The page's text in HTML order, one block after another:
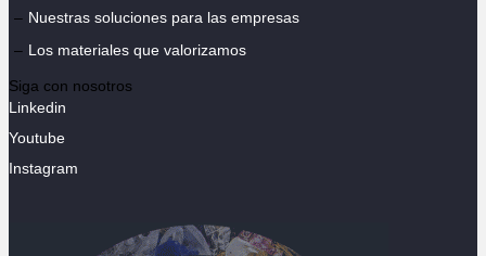
Nuestras soluciones para las empresas
Los materiales que valorizamos
Siga con nosotros
Linkedin
Youtube
Instagram